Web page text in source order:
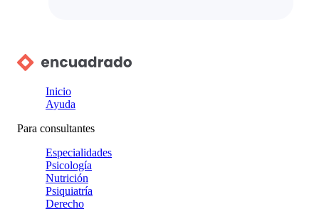
Inicio
Ayuda
Para consultantes
Especialidades
Psicología
Nutrición
Psiquiatría
Derecho